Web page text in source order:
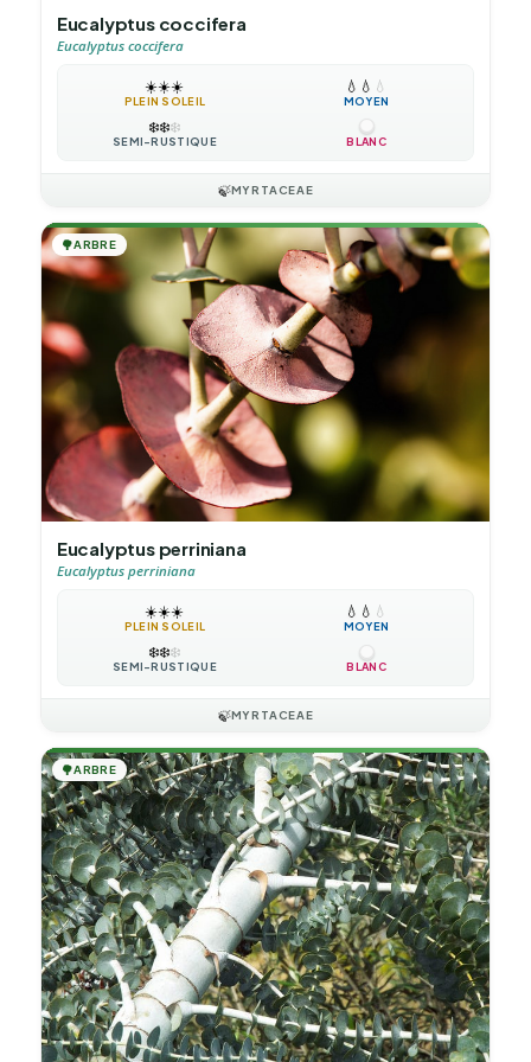
Eucalyptus coccifera
Eucalyptus coccifera
☀️☀️☀️
PLEIN SOLEIL
💧 💧 💧
MOYEN
❄️❄️❄️
SEMI-RUSTIQUE BLANC
🍃MYRTACEAE
🌳ARBRE
Eucalyptus perriniana
Eucalyptus perriniana
☀️☀️☀️
PLEIN SOLEIL
💧 💧 💧
MOYEN
❄️❄️❄️
SEMI-RUSTIQUE BLANC
🍃MYRTACEAE
🌳ARBRE